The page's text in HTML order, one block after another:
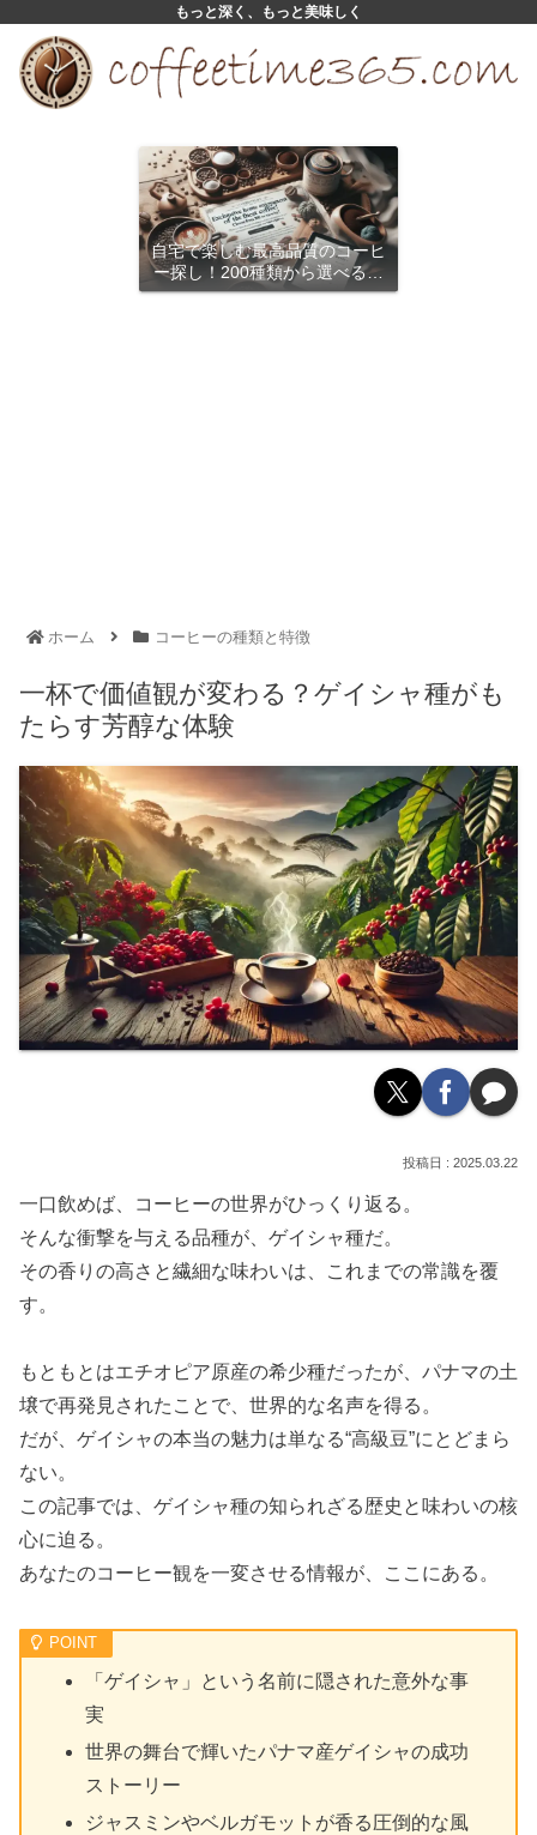
もっと深く、もっと美味しく
自宅で楽しむ最高品質のコーヒ
ー探し！200種類から選べるサ
ブスクリプション
ホーム コーヒーの種類と特徴
一杯で価値観が変わる？ゲイシャ種がも
たらす芳醇な体験
2025.03.22
一口飲めば、コーヒーの世界がひっくり返る。
そんな衝撃を与える品種が、ゲイシャ種だ。
その香りの高さと繊細な味わいは、これまでの常識を覆
す。
もともとはエチオピア原産の希少種だったが、パナマの土
壌で再発見されたことで、世界的な名声を得る。
だが、ゲイシャの本当の魅力は単なる“高級豆”にとどまら
ない。
この記事では、ゲイシャ種の知られざる歴史と味わいの核
心に迫る。
あなたのコーヒー観を一変させる情報が、ここにある。
「ゲイシャ」という名前に隠された意外な事
実
世界の舞台で輝いたパナマ産ゲイシャの成功
ストーリー
ジャスミンやベルガモットが香る圧倒的な風